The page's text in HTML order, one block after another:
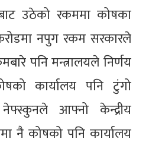
उठेको रकममा कोषका
नपुग रकम सरकारले
पनि मन्त्रालयले निर्णय
कार्यालय पनि टुंगो
आफ्नो केन्द्रीय
नै कोषको पनि कार्यालय